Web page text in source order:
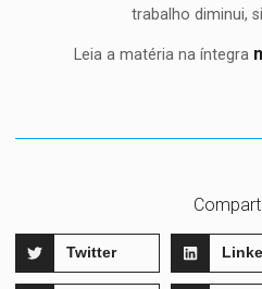
trabalho diminui,
Leia a matéria na íntegra
Twitter